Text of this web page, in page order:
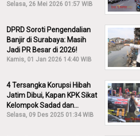
Menang!
Selasa, 26 Mei 2026 01:57 WIB
DPRD Soroti Pengendalian
Banjir di Surabaya: Masih
Jadi PR Besar di 2026!
Kamis, 01 Jan 2026 14:40 WIB
4 Tersangka Korupsi Hibah
Jatim Dibui, Kapan KPK Sikat
Kelompok Sadad dan
Iskandar?
Selasa, 09 Des 2025 01:34 WIB